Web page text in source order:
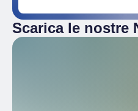
Scarica le nostre